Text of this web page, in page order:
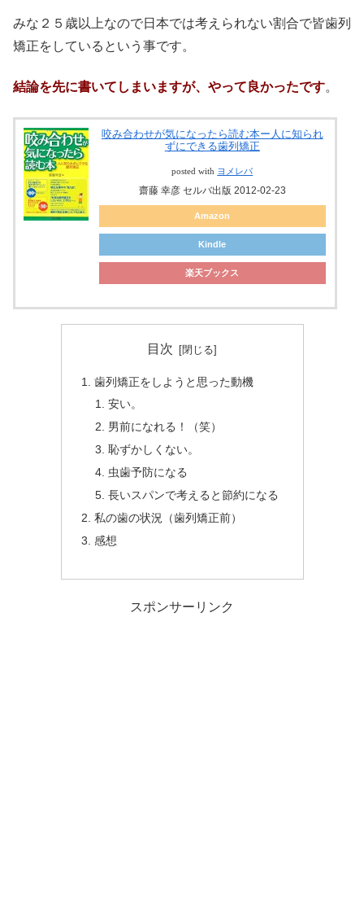
みな２５歳以上なので日本では考えられない割合で皆歯列
矯正をしているという事です。
結論を先に書いてしまいますが、やって良かったです。
咬み合わせが気になったら読む本ー人に知られ
ずにできる歯列矯正
posted with ヨメレバ
齋藤 幸彦 セルバ出版 2012-02-23
Amazon
Kindle
楽天ブックス
目次
歯列矯正をしようと思った動機
安い。
男前になれる！（笑）
恥ずかしくない。
虫歯予防になる
長いスパンで考えると節約になる
私の歯の状況（歯列矯正前）
感想
スポンサーリンク